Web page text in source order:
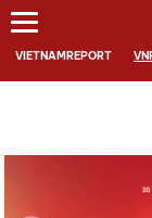
VIETNAMREPORT